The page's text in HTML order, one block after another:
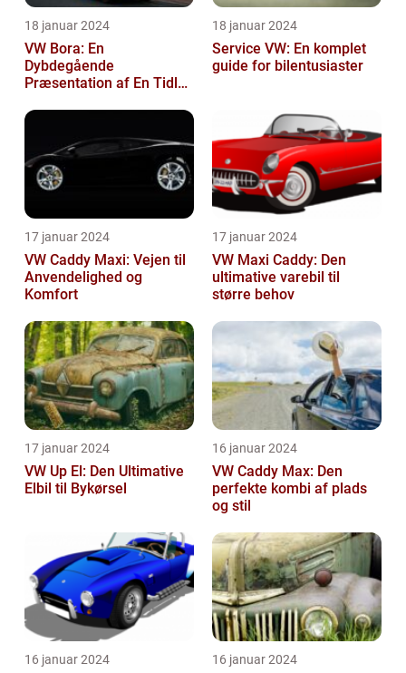
18 januar 2024
VW Bora: En
Dybdegående
Præsentation af En Tidløs
18 januar 2024
Service VW: En komplet
guide for bilentusiaster
17 januar 2024
VW Caddy Maxi: Vejen til
Anvendelighed og
Komfort
17 januar 2024
VW Maxi Caddy: Den
ultimative varebil til
større behov
17 januar 2024
VW Up El: Den Ultimative
Elbil til Bykørsel
16 januar 2024
VW Caddy Max: Den
perfekte kombi af plads
og stil
16 januar 2024 16 januar 2024